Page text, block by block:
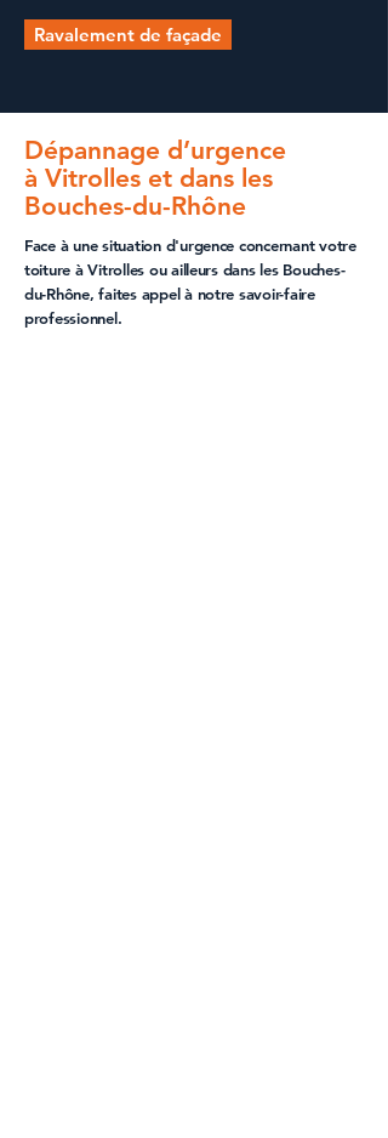
Ravalement de façade
Dépannage d’urgence
à Vitrolles et dans les
Bouches-du-Rhône
Face à une situation d'urgence concernant votre
toiture à Vitrolles ou ailleurs dans les Bouches-
du-Rhône, faites appel à notre savoir-faire
professionnel.